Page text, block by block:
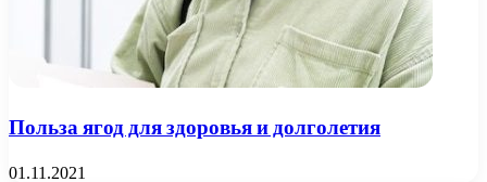
Польза ягод для здоровья и долголетия
01.11.2021